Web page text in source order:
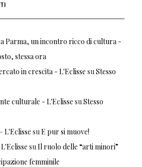
Parma, un incontro ricco di cultura -
stessa ora
in crescita - L'Eclisse su Stesso
culturale - L'Eclisse su Stesso
L'Eclisse su E pur si muove!
su Il ruolo delle “arti minori”
femminile